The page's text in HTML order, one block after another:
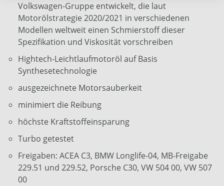
Volkswagen-Gruppe entwickelt, die laut
Motorölstrategie 2020/2021 in verschiedenen
Modellen weltweit einen Schmierstoff dieser
Spezifikation und Viskosität vorschreiben
Hightech-Leichtlaufmotoröl auf Basis
Synthesetechnologie
ausgezeichnete Motorsauberkeit
minimiert die Reibung
höchste Kraftstoffeinsparung
Turbo getestet
Freigaben: ACEA C3, BMW Longlife-04, MB-Freigabe
229.51 und 229.52, Porsche C30, VW 504 00, VW 507
00